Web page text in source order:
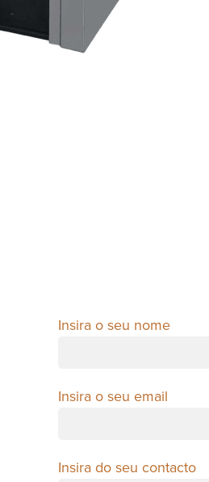
Insira o seu nome
Insira o seu email
Insira do seu contacto